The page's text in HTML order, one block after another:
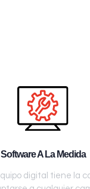
Software A La Medida
digital tiene la